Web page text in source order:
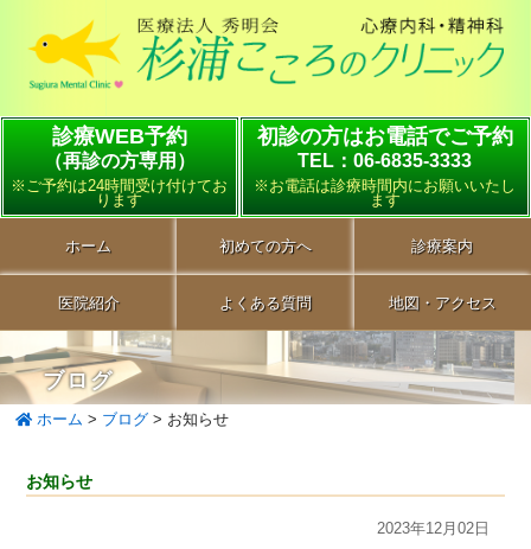
診療WEB予約
（再診の方専用）
※ご予約は24時間受け付けてお
ります
初診の方はお電話でご予約
TEL：06-6835-3333
※お電話は診療時間内にお願いいたし
ます
ホーム 初めての方へ 診療案内
医院紹介 よくある質問 地図・アクセス
ブログ
ホーム > ブログ > お知らせ
お知らせ
2023年12月02日